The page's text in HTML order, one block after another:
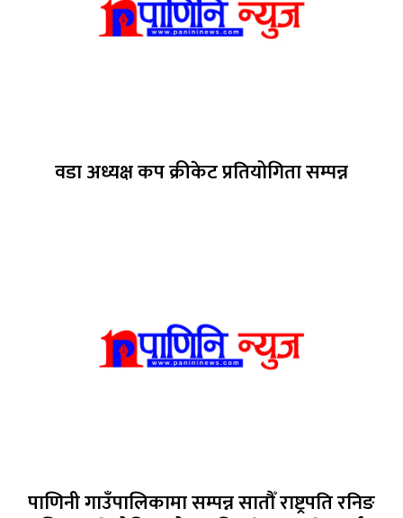
वडा अध्यक्ष कप क्रीकेट प्रतियोगिता सम्पन्न
पाणिनी गाउँपालिकामा सम्पन्न सातौँ राष्ट्रपति रनिङ